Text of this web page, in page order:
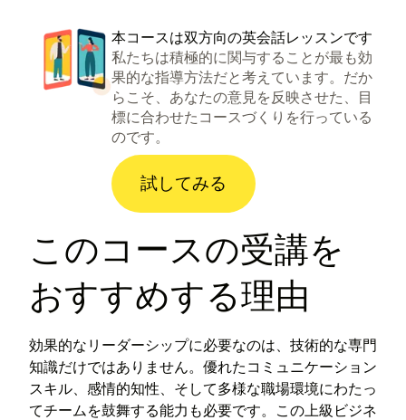
本コースは双方向の英会話レッスンです
私たちは積極的に関与することが最も効
果的な指導方法だと考えています。だか
らこそ、あなたの意見を反映させた、目
標に合わせたコースづくりを行っている
のです。
試してみる
このコースの受講を
おすすめする理由
効果的なリーダーシップに必要なのは、技術的な専門
知識だけではありません。優れたコミュニケーション
スキル、感情的知性、そして多様な職場環境にわたっ
てチームを鼓舞する能力も必要です。この上級ビジネ